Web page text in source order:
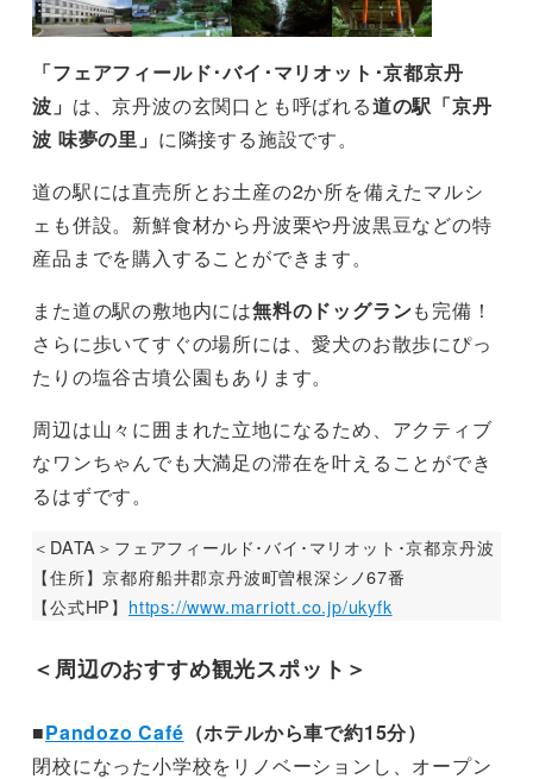
「フェアフィールド･バイ･マリオット･京都京丹
波」 は、京丹波の玄関口とも呼ばれる道の駅「京丹
波 味夢の里」 に隣接する施設です。
道の駅には直売所とお土産の2か所を備えたマルシ
ェも併設。新鮮食材から丹波栗や丹波黒豆などの特
産品までを購入することができます。
また道の駅の敷地内には無料のドッグランも完備！
さらに歩いてすぐの場所には、愛犬のお散歩にぴっ
たりの塩谷古墳公園もあります。
周辺は山々に囲まれた立地になるため、アクティブ
なワンちゃんでも大満足の滞在を叶えることができ
るはずです。
＜DATA＞フェアフィールド･バイ･マリオット･京都京丹波
【住所】京都府船井郡京丹波町曽根深シノ67番
【公式HP】 https://www.marriott.co.jp/ukyfk
＜周辺のおすすめ観光スポット＞
■Pandozo Café （ホテルから車で約15分）
閉校になった小学校をリノベーションし、オープン